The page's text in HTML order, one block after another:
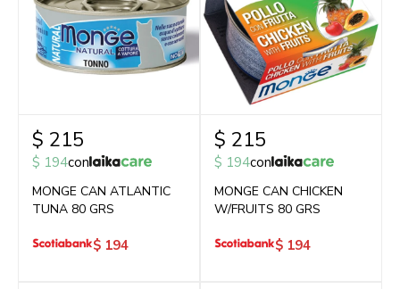
$ 215
$ 194con
MONGE CAN ATLANTIC
TUNA 80 GRS
$ 194
$ 215
$ 194con
MONGE CAN CHICKEN
W/FRUITS 80 GRS
$ 194